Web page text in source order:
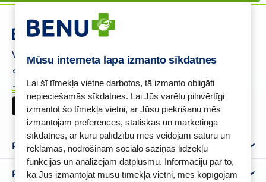
Mūsu interneta lapa izmanto sīkdatnes
Lai šī tīmekļa vietne darbotos, tā izmanto obligāti
nepieciešamās sīkdatnes. Lai Jūs varētu pilnvērtīgi
izmantot šo tīmekļa vietni, ar Jūsu piekrišanu mēs
izmantojam preferences, statiskas un mārketinga
sīkdatnes, ar kuru palīdzību mēs veidojam saturu un
reklāmas, nodrošinām sociālo saziņas līdzekļu
funkcijas un analizējam datplūsmu. Informāciju par to,
kā Jūs izmantojat mūsu tīmekļa vietni, mēs kopīgojam
Vajadzīga palīdzība ?
+37125621621
I-V 9.00–17.00
eaptieka@benu.lv
BENU karte
Par mums
Par BENU
Palīdzība un informācija